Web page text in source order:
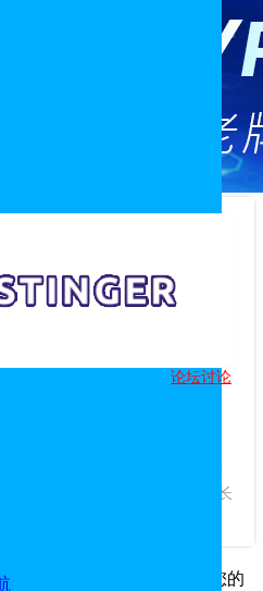
论坛讨论
2004年，是一家美国主机商，专
主机产品，深受数百万明智的站长
户可以将各种AI模型融入到您的